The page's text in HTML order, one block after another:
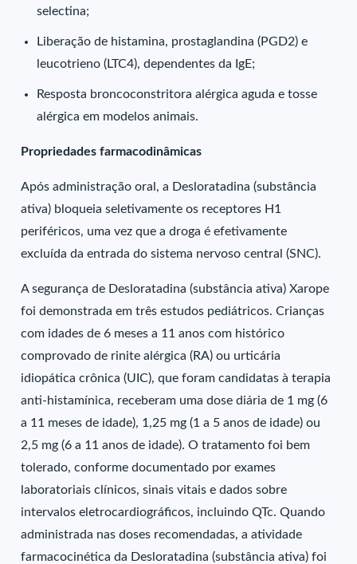
selectina;
Liberação de histamina, prostaglandina (PGD2) e
leucotrieno (LTC4), dependentes da IgE;
Resposta broncoconstritora alérgica aguda e tosse
alérgica em modelos animais.
Propriedades farmacodinâmicas
Após administração oral, a Desloratadina (substância
ativa) bloqueia seletivamente os receptores H1
periféricos, uma vez que a droga é efetivamente
excluída da entrada do sistema nervoso central (SNC).
A segurança de Desloratadina (substância ativa) Xarope
foi demonstrada em três estudos pediátricos. Crianças
com idades de 6 meses a 11 anos com histórico
comprovado de rinite alérgica (RA) ou urticária
idiopática crônica (UIC), que foram candidatas à terapia
anti-histamínica, receberam uma dose diária de 1 mg (6
a 11 meses de idade), 1,25 mg (1 a 5 anos de idade) ou
2,5 mg (6 a 11 anos de idade). O tratamento foi bem
tolerado, conforme documentado por exames
laboratoriais clínicos, sinais vitais e dados sobre
intervalos eletrocardiográficos, incluindo QTc. Quando
administrada nas doses recomendadas, a atividade
farmacocinética da Desloratadina (substância ativa) foi